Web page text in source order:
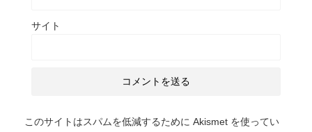
サイト
このサイトはスパムを低減するために Akismet を使ってい